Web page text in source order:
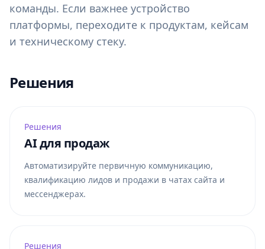
команды. Если важнее устройство
платформы, переходите к продуктам, кейсам
и техническому стеку.
Решения
Решения
AI для продаж
Автоматизируйте первичную коммуникацию,
квалификацию лидов и продажи в чатах сайта и
мессенджерах.
Решения